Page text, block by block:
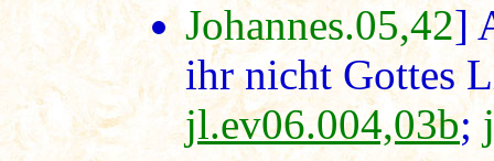
Johannes.05,42]
ihr nicht Gottes
jl.ev06.004,03b;